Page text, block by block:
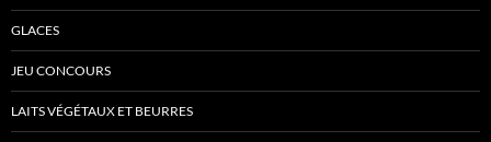
GLACES
JEU CONCOURS
LAITS VÉGÉTAUX ET BEURRES